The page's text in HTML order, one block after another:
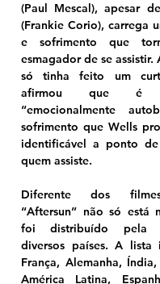
(Paul Mescal), apesar
(Frankie Corio), carrega
e sofrimento que
esmagador de se
só tinha feito um
afirmou que é
“emocionalmente
sofrimento que Wells
identificável a ponto
quem assiste.
Diferente dos
“Aftersun” não só está
foi distribuído pela
diversos países. A lista
França, Alemanha,
América Latina,